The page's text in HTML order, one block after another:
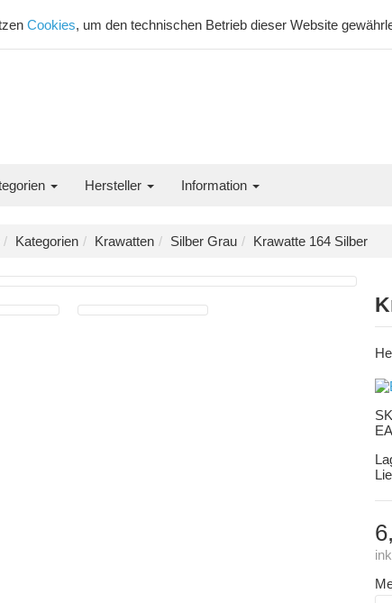
Cookies, um den technischen Betrieb dieser Website
Hersteller Information
Kategorien Krawatten Silber Grau Krawatte 164 Silber